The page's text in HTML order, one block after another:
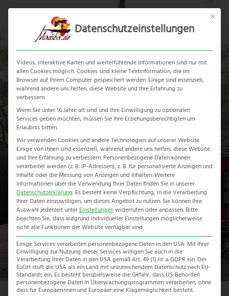
Skip
Grand Explorer
Home-Erlebnisreise-Grand Explorer
Mit
Datenschutzeinstellungen
Videos, interaktive Karten und weiterführende Informationen sind nur mit
allen Cookies möglich. Cookies sind kleine Textinformation, die im
Browser auf Ihrem Computer gespeichert werden. Einige sind essenziell,
während andere uns helfen, diese Website und Ihre Erfahrung zu
verbessern.
Wenn Sie unter 16 Jahre alt sind und Ihre Einwilligung zu optionalen
Services geben möchten, müssen Sie Ihre Erziehungsberechtigten um
Erlaubnis bitten.
Wir verwenden Cookies und andere Technologien auf unserer Website.
Einige von ihnen sind essenziell, während andere uns helfen, diese Website
und Ihre Erfahrung zu verbessern. Personenbezogene Daten können
verarbeitet werden (z. B. IP-Adressen), z. B. für personalisierte Anzeigen und
Inhalte oder die Messung von Anzeigen und Inhalten.Weitere
Informationen über die Verwendung Ihrer Daten finden Sie in unserer
Datenschutzerklärung. Es besteht keine Verpflichtung, in die Verarbeitung
Ihrer Daten einzuwilligen, um dieses Angebot zu nutzen. Sie können Ihre
Auswahl jederzeit unterEinstellungenwiderrufen oder anpassen. Bitte
beachten Sie, dass aufgrund individueller Einstellungen möglicherweise
nicht alle Funktionen der Website verfügbar sind.
Einige Services verarbeiten personenbezogene Daten in den USA. Mit Ihrer
Einwilligung zur Nutzung dieser Services willigen Sie auch in die
Verarbeitung Ihrer Daten in den USA gemäß Art. 49 (1) lit. a GDPR ein. Der
EuGH stuft die USA als ein Land mit unzureichendem Datenschutz nach EU-
Standards ein. Es besteht beispielsweise die Gefahr, dass US-Behörden
personenbezogene Daten in Überwachungsprogrammen verarbeiten, ohne
dass für Europäerinnen und Europäer eine Klagemöglichkeit besteht.